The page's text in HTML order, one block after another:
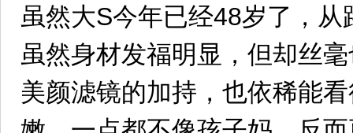
虽然大S今年已经48岁了，
虽然身材发福明显，但却丝
美颜滤镜的加持，也依稀能